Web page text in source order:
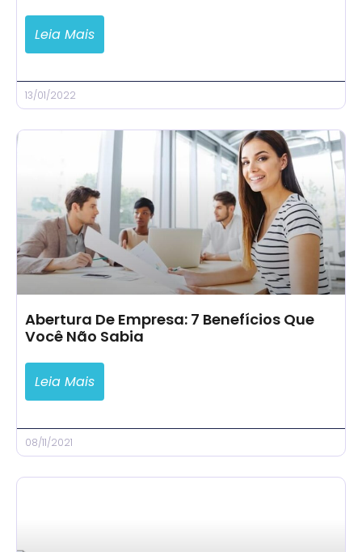
Leia Mais
13/01/2022
Abertura De Empresa: 7 Benefícios Que
Você Não Sabia
Leia Mais
08/11/2021